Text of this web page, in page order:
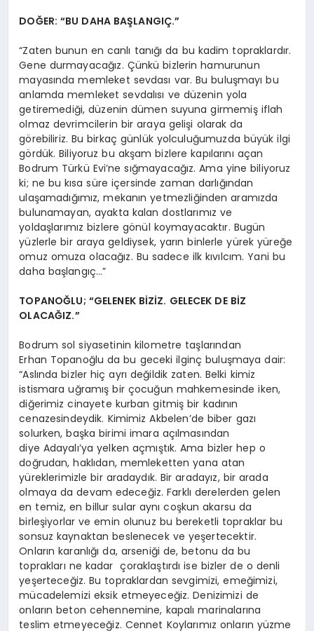
DOĞER: “BU DAHA BAŞLANGIÇ.”
“Zaten bunun en canlı tanığı da bu kadim topraklardır.
Gene durmayacağız. Çünkü bizlerin hamurunun
mayasında memleket sevdası var. Bu buluşmayı bu
anlamda memleket sevdalısı ve düzenin yola
getiremediği, düzenin dümen suyuna girmemiş iflah
olmaz devrimcilerin bir araya gelişi olarak da
görebiliriz. Bu birkaç günlük yolculuğumuzda büyük ilgi
gördük. Biliyoruz bu akşam bizlere kapılarını açan
Bodrum Türkü Evi’ne sığmayacağız. Ama yine biliyoruz
ki; ne bu kısa süre içersinde zaman darlığından
ulaşamadığımız, mekanın yetmezliğinden aramızda
bulunamayan, ayakta kalan dostlarımız ve
yoldaşlarımız bizlere gönül koymayacaktır. Bugün
yüzlerle bir araya geldiysek, yarın binlerle yürek yüreğe
omuz omuza olacağız. Bu sadece ilk kıvılcım. Yani bu
daha başlangıç…”
TOPANOĞLU; “GELENEK BİZİZ. GELECEK DE BİZ
OLACAĞIZ.”
Bodrum sol siyasetinin kilometre taşlarından
Erhan Topanoğlu da bu geceki ilginç buluşmaya dair:
“Aslında bizler hiç ayrı değildik zaten. Belki kimiz
istismara uğramış bir çocuğun mahkemesinde iken,
diğerimiz cinayete kurban gitmiş bir kadının
cenazesindeydik. Kimimiz Akbelen’de biber gazı
solurken, başka birimi imara açılmasından
diye Adayalı’ya yelken açmıştık. Ama bizler hep o
doğrudan, haklıdan, memleketten yana atan
yüreklerimizle bir aradaydık. Bir aradayız, bir arada
olmaya da devam edeceğiz. Farklı derelerden gelen
en temiz, en billur sular aynı coşkun akarsu da
birleşiyorlar ve emin olunuz bu bereketli topraklar bu
sonsuz kaynaktan beslenecek ve yeşertecektir.
Onların karanlığı da, arseniği de, betonu da bu
toprakları ne kadar çoraklaştırdı ise bizler de o denli
yeşerteceğiz. Bu topraklardan sevgimizi, emeğimizi,
mücadelemizi eksik etmeyeceğiz. Denizimizi de
onların beton cehennemine, kapalı marinalarına
teslim etmeyeceğiz. Cennet Koylarımız onların yüzme